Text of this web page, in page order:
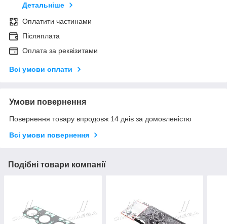
Детальніше
Оплатити частинами
Післяплата
Оплата за реквізитами
Всі умови оплати
Умови повернення
Повернення товару впродовж 14 днів за домовленістю
Всі умови повернення
Подібні товари компанії